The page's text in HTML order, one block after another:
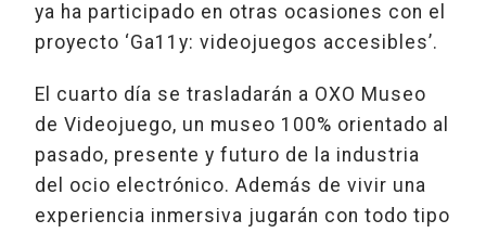
ya ha participado en otras ocasiones con el
proyecto ‘Ga11y: videojuegos accesibles’.
El cuarto día se trasladarán a OXO Museo
de Videojuego, un museo 100% orientado al
pasado, presente y futuro de la industria
del ocio electrónico. Además de vivir una
experiencia inmersiva jugarán con todo tipo